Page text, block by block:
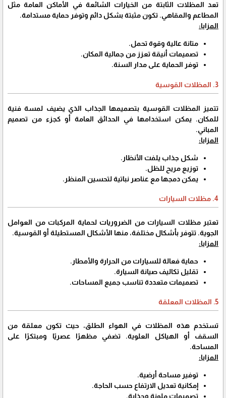
تعد المظلات الثابتة من الخيارات الشائعة في الأماكن العامة مثل
المطاعم والمقاهي. تكون مثبتة بشكل دائم وتوفر حماية مستدامة.
المزايا:
متانة عالية وقوة تحمل.
تصميمات أنيقة تعزز من جمالية المكان.
توفر الحماية على مدار السنة.
3. المظلات القوسية
تتميز المظلات القوسية بتصميمها الجذاب الذي يضيف لمسة فنية
للمكان. يمكن استخدامها في الحدائق العامة أو كجزء من تصميم
المباني.
المزايا:
شكل جذاب يلفت الأنظار.
توزيع مريح للظل.
يمكن دمجها مع عناصر نباتية لتحسين المنظر.
4. مظلات السيارات
تعتبر مظلات السيارات من الضروريات لحماية المركبات من العوامل
الجوية. تتوفر بأشكال مختلفة، منها الأشكال المستطيلة أو القوسية.
المزايا:
حماية فعالة للسيارات من الحرارة والأمطار.
تقليل تكاليف صيانة السيارة.
تصميمات متعددة تناسب جميع المساحات.
5. المظلات المعلقة
تستخدم هذه المظلات في الهواء الطلق، حيث تكون معلقة من
السقف أو الهياكل العلوية. تضفي مظهرًا عصريًا ومبتكرًا على
المساحة.
المزايا:
توفير مساحة أرضية.
إمكانية تعديل الارتفاع حسب الحاجة.
تصميمات ملونة وجذابة.